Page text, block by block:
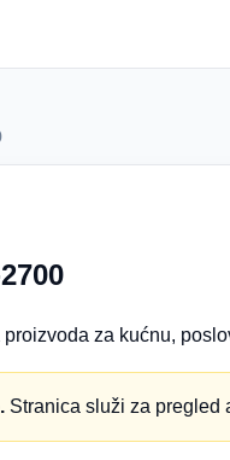
za kućnu,
Stranica služi za pregled